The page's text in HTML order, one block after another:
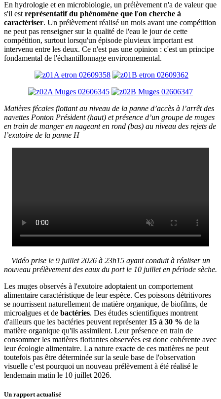
En hydrologie et en microbiologie, un prélèvement n'a de valeur que
s'il est représentatif du phénomène que l'on cherche à
caractériser. Un prélèvement réalisé un mois avant une compétition
ne peut pas renseigner sur la qualité de l'eau le jour de cette
compétition, surtout lorsqu'un épisode pluvieux important est
intervenu entre les deux. Ce n'est pas une opinion : c'est un principe
fondamental de l'échantillonnage environnemental.
Matières fécales flottant au niveau de la panne d’accès à l’arrêt des
navettes Ponton Président (haut) et présence d’un groupe de muges
en train de manger en nageant en rond (bas) au niveau des rejets de
l’exutoire de la panne H
Vidéo prise le 9 juillet 2026 à 23h15 ayant conduit à réaliser un
nouveau prélèvement des eaux du port le 10 juillet en période sèche.
Les muges observés à l'exutoire adoptaient un comportement
alimentaire caractéristique de leur espèce. Ces poissons détritivores
se nourrissent naturellement de matière organique, de biofilms, de
microalgues et de bactéries. Des études scientifiques montrent
d'ailleurs que les bactéries peuvent représenter 15 à 30 % de la
matière organique qu'ils assimilent. Leur présence en train de
consommer les matières flottantes observées est donc cohérente avec
leur écologie alimentaire. La nature exacte de ces matières ne peut
toutefois pas être déterminée sur la seule base de l'observation
visuelle c’est pourquoi un nouveau prélèvement à été réalisé le
lendemain matin le 10 juillet 2026.
Un rapport actualisé